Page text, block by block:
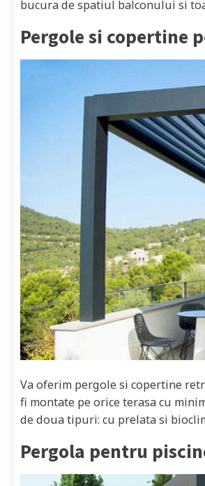
bucura de spatiul balconului si
Pergole si copertine
Va oferim pergole si copertine
fi montate pe orice terasa cu
de doua tipuri: cu prelata si
Pergola pentru